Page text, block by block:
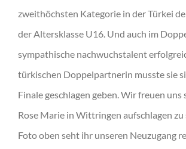
zweithöchsten Kategorie in der Türkei
der Altersklasse U16. Und auch im
sympathische nachwuchstalent
türkischen Doppelpartnerin musste sie
Finale geschlagen geben. Wir freuen uns
Rose Marie in Wittringen aufschlagen zu
Foto oben seht ihr unseren Neuzugang